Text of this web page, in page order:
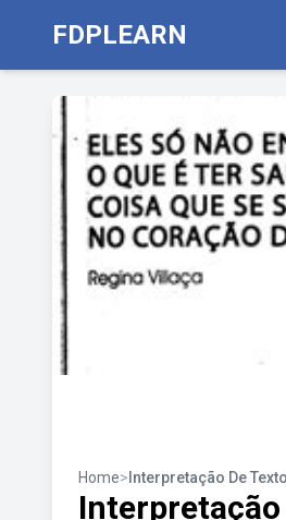
FDPLEARN
Home> Interpretação De
Interpretação